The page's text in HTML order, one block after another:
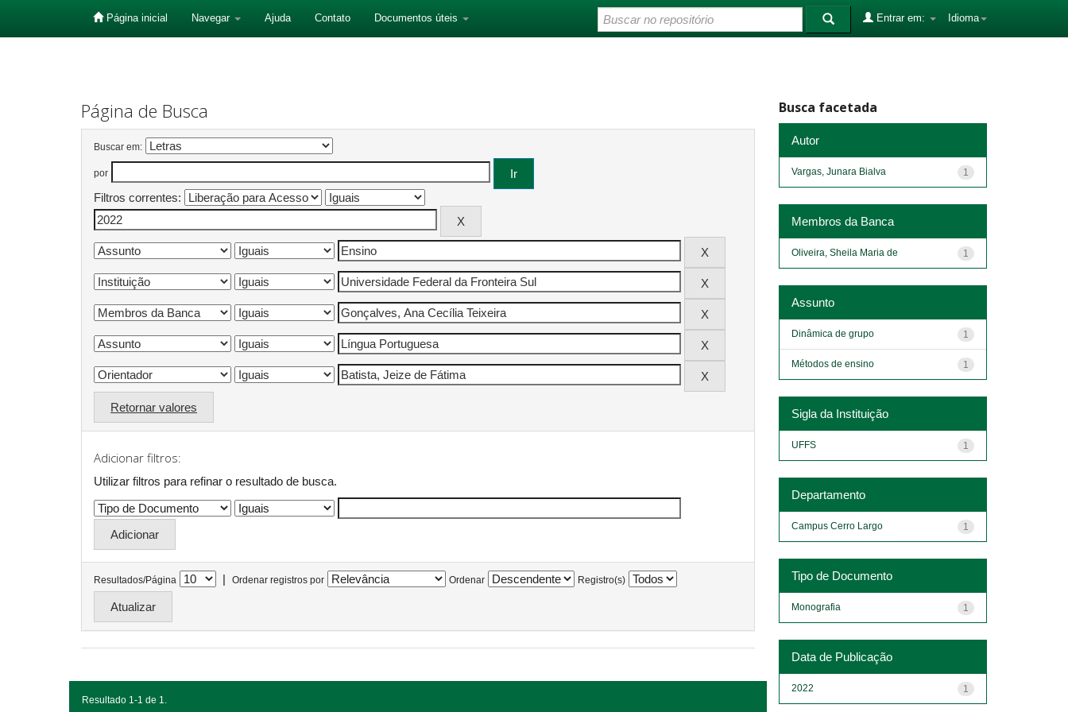
Página inicial Navegar Ajuda Contato Documentos úteis Idioma
Entrar em:
Página de Busca
Buscar em:
por
Filtros correntes:
Retornar valores
Adicionar filtros:
Utilizar filtros para refinar o resultado de busca.
Resultados/Página | Ordenar registros por Ordenar Registro(s)
Resultado 1-1 de 1.
Busca facetada
Autor
1
Vargas, Junara Bialva
Membros da Banca
1
Oliveira, Sheila Maria de
Assunto
1
Dinâmica de grupo
1
Métodos de ensino
Sigla da Instituição
1
UFFS
Departamento
1
Campus Cerro Largo
Tipo de Documento
1
Monografia
Data de Publicação
1
2022